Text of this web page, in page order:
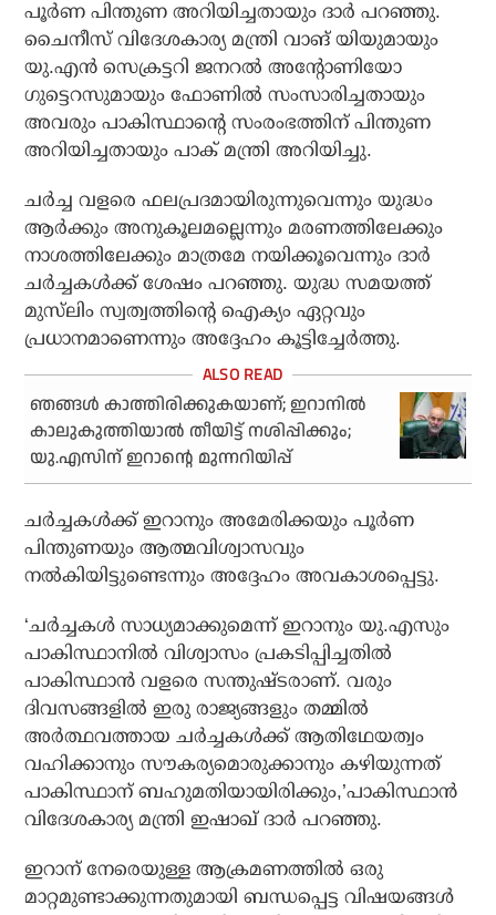
പൂര്‍ണ പിന്തുണ അറിയിച്ചതായും ദാര്‍ പറഞ്ഞു.
ചൈനീസ് വിദേശകാര്യ മന്ത്രി വാങ് യിയുമായും
യു.എന്‍ സെക്രട്ടറി ജനറല്‍ അന്റോണിയോ
ഗുട്ടെറസുമായും ഫോണില്‍ സംസാരിച്ചതായും
അവരും പാകിസ്ഥാന്റെ സംരംഭത്തിന് പിന്തുണ
അറിയിച്ചതായും പാക് മന്ത്രി അറിയിച്ചു.
ചര്‍ച്ച വളരെ ഫലപ്രദമായിരുന്നുവെന്നും യുദ്ധം
ആര്‍ക്കും അനുകൂലമല്ലെന്നും മരണത്തിലേക്കും
നാശത്തിലേക്കും മാത്രമേ നയിക്കൂവെന്നും ദാര്‍
ചര്‍ച്ചകള്‍ക്ക് ശേഷം പറഞ്ഞു. യുദ്ധ സമയത്ത്
മുസ്‌ലിം സ്വത്വത്തിന്റെ ഐക്യം ഏറ്റവും
പ്രധാനമാണെന്നും അദ്ദേഹം കൂട്ടിച്ചേര്‍ത്തു.
ഞങ്ങള്‍ കാത്തിരിക്കുകയാണ്; ഇറാനില്‍
കാലുകുത്തിയാല്‍ തീയിട്ട് നശിപ്പിക്കും;
യു.എസിന് ഇറാന്റെ മുന്നറിയിപ്പ്
ചര്‍ച്ചകള്‍ക്ക് ഇറാനും അമേരിക്കയും പൂര്‍ണ
പിന്തുണയും ആത്മവിശ്വാസവും
നല്‍കിയിട്ടുണ്ടെന്നും അദ്ദേഹം അവകാശപ്പെട്ടു.
‘ചര്‍ച്ചകള്‍ സാധ്യമാക്കുമെന്ന് ഇറാനും യു.എസും
പാകിസ്ഥാനില്‍ വിശ്വാസം പ്രകടിപ്പിച്ചതില്‍
പാകിസ്ഥാന്‍ വളരെ സന്തുഷ്ടരാണ്. വരും
ദിവസങ്ങളില്‍ ഇരു രാജ്യങ്ങളും തമ്മില്‍
അര്‍ത്ഥവത്തായ ചര്‍ച്ചകള്‍ക്ക് ആതിഥേയത്വം
വഹിക്കാനും സൗകര്യമൊരുക്കാനും കഴിയുന്നത്
പാകിസ്ഥാന് ബഹുമതിയായിരിക്കും,’പാകിസ്ഥാന്‍
വിദേശകാര്യ മന്ത്രി ഇഷാഖ് ദാര്‍ പറഞ്ഞു.
ഇറാന് നേരെയുള്ള ആക്രമണത്തില്‍ ഒരു
മാറ്റമുണ്ടാക്കുന്നതുമായി ബന്ധപ്പെട്ട വിഷയങ്ങള്‍